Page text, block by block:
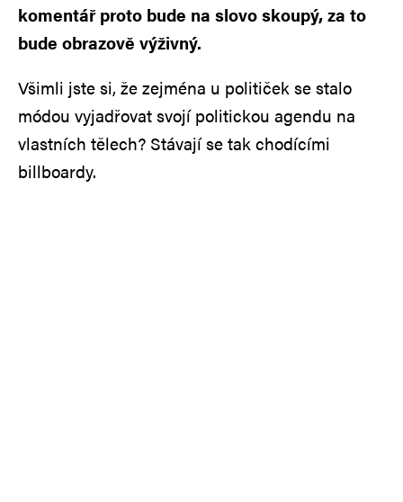
komentář proto bude na slovo skoupý, za to
bude obrazově výživný.
Všimli jste si, že zejména u političek se stalo
módou vyjadřovat svojí politickou agendu na
vlastních tělech? Stávají se tak chodícími
billboardy.